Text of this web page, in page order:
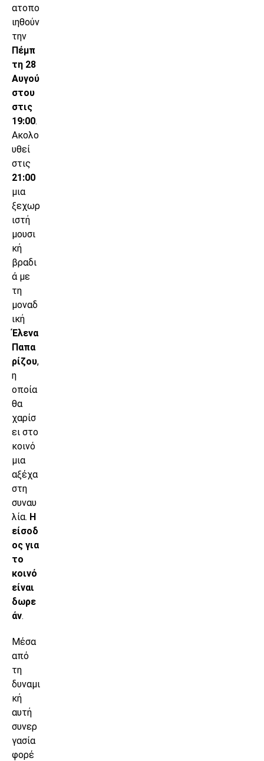
ατοπο
ιηθούν
την
Πέμπ
τη 28
Αυγού
στου
στις
19:00.
Ακολο
υθεί
στις
21:00
μια
ξεχωρ
ιστή
μουσι
κή
βραδι
ά με
τη
μοναδ
ική
Έλενα
Παπα
ρίζου,
η
οποία
θα
χαρίσ
ει στο
κοινό
μια
αξέχα
στη
συναυ
λία. Η
είσοδ
ος για
το
κοινό
είναι
δωρε
άν.
Μέσα
από
τη
δυναμι
κή
αυτή
συνερ
γασία
φορέ